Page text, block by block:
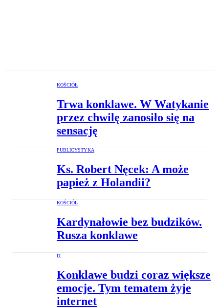
KOŚCIÓŁ
Trwa konklawe. W Watykanie
przez chwilę zanosiło się na
sensację
PUBLICYSTYKA
Ks. Robert Nęcek: A może
papież z Holandii?
KOŚCIÓŁ
Kardynałowie bez budzików.
Rusza konklawe
IT
Konklawe budzi coraz większe
emocje. Tym tematem żyje
internet